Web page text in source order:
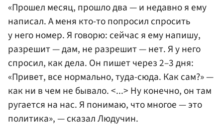
«Прошел месяц, прошло два — и недавно я ему
написал. А меня кто-то попросил спросить
у него номер. Я говорю: сейчас я ему напишу,
разрешит — дам, не разрешит — нет. Я у него
спросил, как дела. Он пишет через 2–3 дня:
«Привет, все нормально, туда-сюда. Как сам?» —
как ни в чем не бывало. <...> Ну конечно, он там
ругается на нас. Я понимаю, что многое — это
политика», — сказал Людучин.